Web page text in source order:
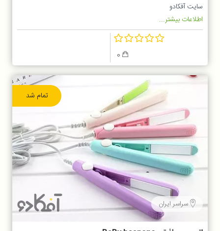
سایت آفکادو
اطلاعات بیشتر...
0
تمام شد
سراسر ایران